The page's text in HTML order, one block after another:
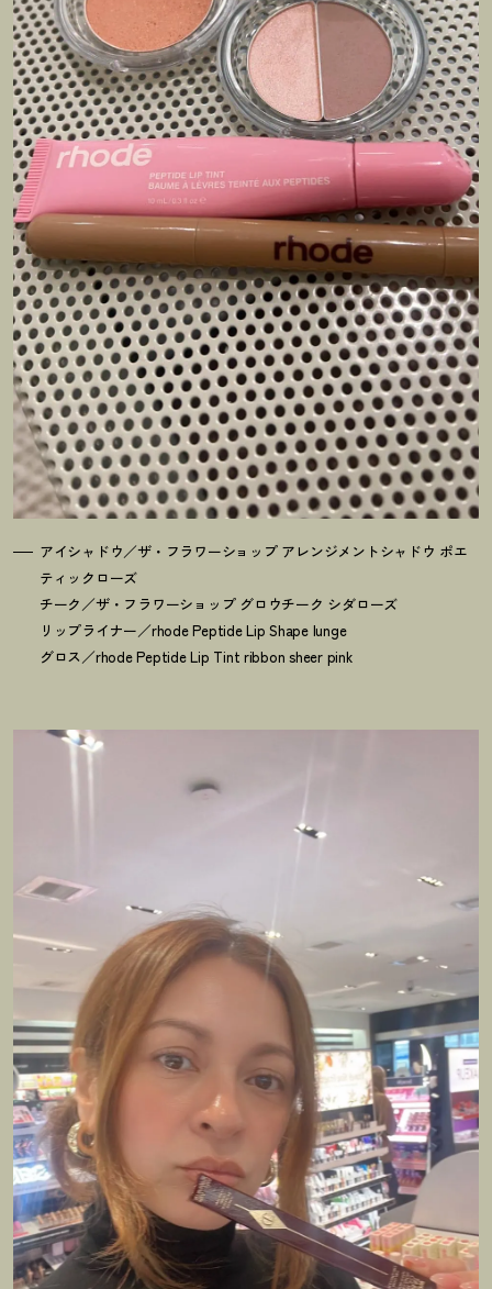
アイシャドウ／ザ・フラワーショップ アレンジメントシャドウ ポエ
ティックローズ
チーク／ザ・フラワーショップ グロウチーク シダローズ
リップライナー／rhode Peptide Lip Shape lunge
グロス／rhode Peptide Lip Tint ribbon sheer pink